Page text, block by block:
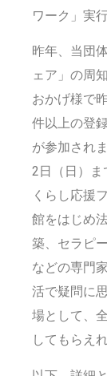
ワーク」実
昨年、当団
ェア」の周
おかげ様で
件以上の登
が参加され
2日（日）ま
くらし応援
館をはじめ
築、セラピ
などの専門
活で疑問に
場として、
してもらえ